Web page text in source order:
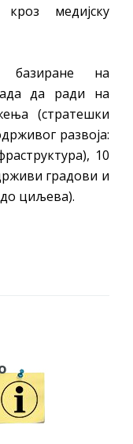
медијску
базиране на
да ради на
(стратешки
развоја:
10
градови и
циљева).